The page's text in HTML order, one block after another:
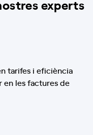
experts
tarifes i eficiència
en les factures de